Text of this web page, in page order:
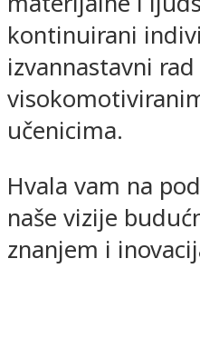
kontinuirani
izvannastavni rad
učenicima.
Hvala vam na
naše vizije
znanjem i